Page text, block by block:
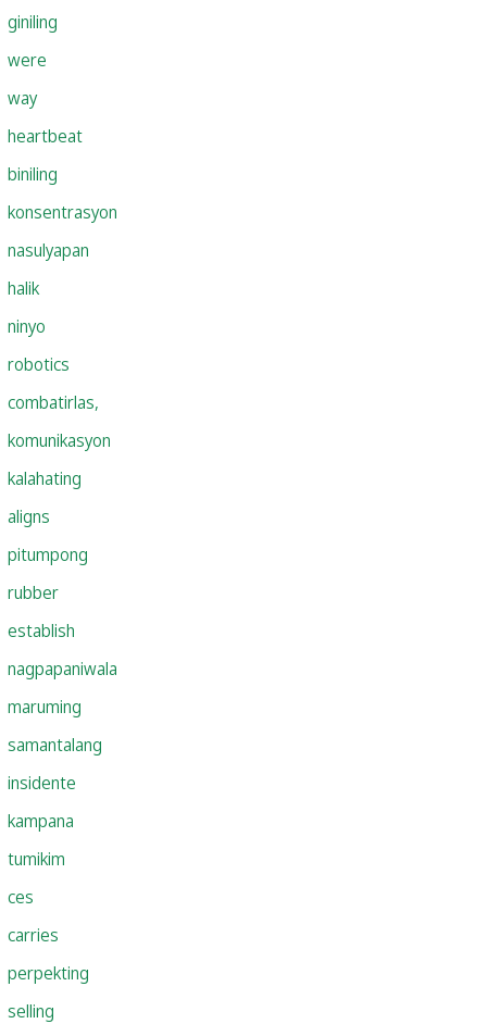
giniling
were
way
heartbeat
biniling
konsentrasyon
nasulyapan
halik
ninyo
robotics
combatirlas,
komunikasyon
kalahating
aligns
pitumpong
rubber
establish
nagpapaniwala
maruming
samantalang
insidente
kampana
tumikim
ces
carries
perpekting
selling